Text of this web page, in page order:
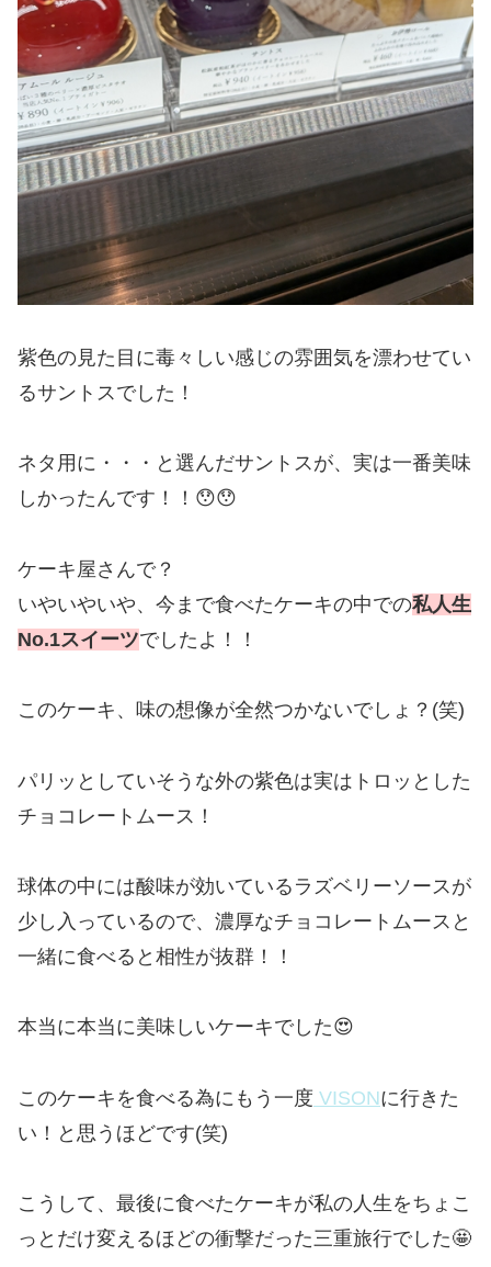
紫色の見た目に毒々しい感じの雰囲気を漂わせてい
るサントスでした！
ネタ用に・・・と選んだサントスが、実は一番美味
しかったんです！！😯😯
ケーキ屋さんで？
いやいやいや、今まで食べたケーキの中での私人生
No.1スイーツでしたよ！！
このケーキ、味の想像が全然つかないでしょ？(笑)
パリッとしていそうな外の紫色は実はトロッとした
チョコレートムース！
球体の中には酸味が効いているラズベリーソースが
少し入っているので、濃厚なチョコレートムースと
一緒に食べると相性が抜群！！
本当に本当に美味しいケーキでした😍
このケーキを食べる為にもう一度 VISONに行きた
い！と思うほどです(笑)
こうして、最後に食べたケーキが私の人生をちょこ
っとだけ変えるほどの衝撃だった三重旅行でした🤩